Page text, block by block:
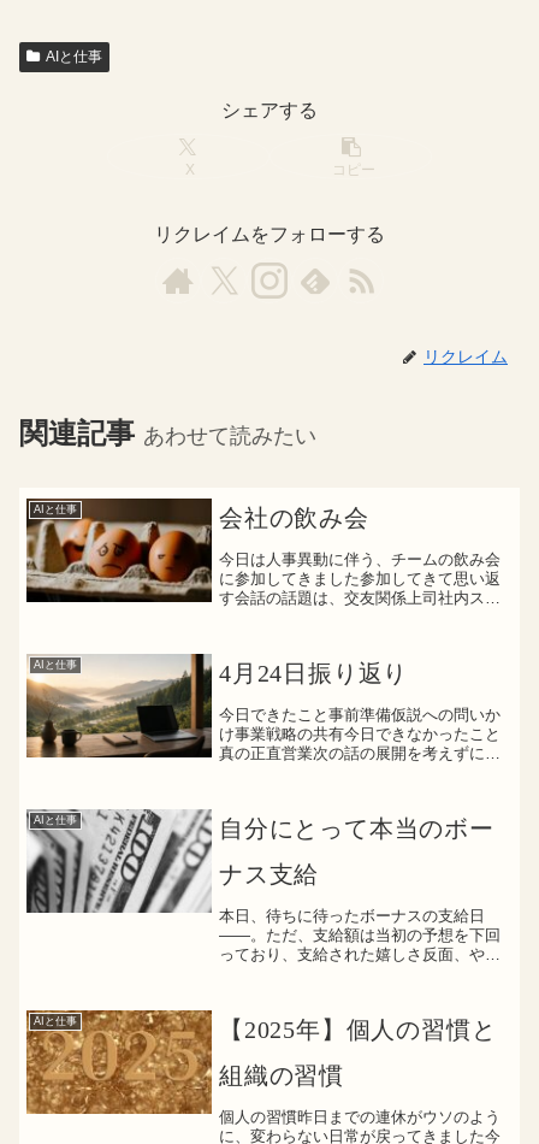
AIと仕事
シェアする
X コピー
リクレイムをフォローする
リクレイム
関連記事 あわせて読みたい
AIと仕事 会社の飲み会
今日は人事異動に伴う、チームの飲み会
に参加してきました参加してきて思い返
す会話の話題は、交友関係上司社内スキ
AIと仕事 4月24日振り返り
今日できたこと事前準備仮説への問いか
け事業戦略の共有今日できなかったこと
真の正直営業次の話の展開を考えずに、
味でも、相手の話を聞き傾聴...
AIと仕事
自分にとって本当のボー
ナス支給
本日、待ちに待ったボーナスの支給日
――。ただ、支給額は当初の予想を下回
っており、支給された嬉しさ反面、やや
ーナスが出ない企業もあると...
AIと仕事
【2025年】個人の習慣と
組織の習慣
個人の習慣昨日までの連休がウソのよう
に、変わらない日常が戻ってきました今